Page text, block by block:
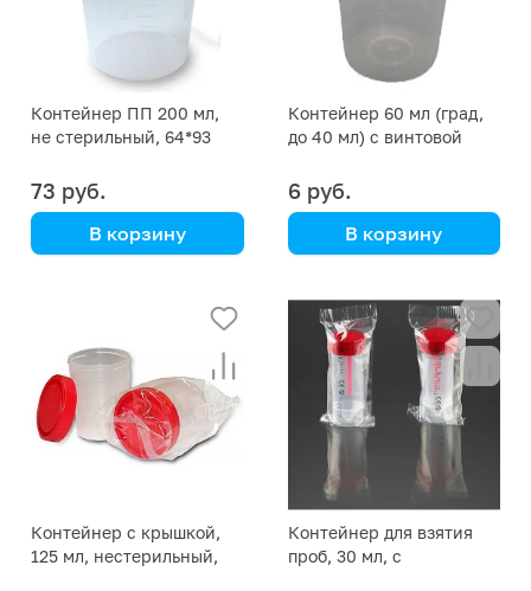
Контейнер ПП 200 мл,
не стерильный, 64*93
73 руб.
В корзину
Контейнер 60 мл (град,
до 40 мл) с винтовой
6 руб.
В корзину
стерильный
Контейнер с крышкой,
125 мл, нестерильный,
Контейнер для взятия
проб, 30 мл, с